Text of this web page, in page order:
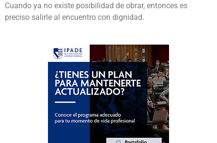
Cuando ya no existe posibilidad de obrar, entonces es
preciso salirle al encuentro con dignidad.